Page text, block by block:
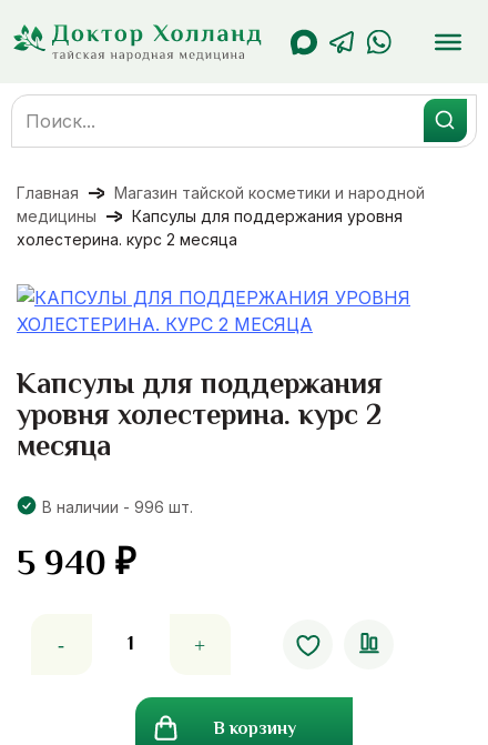
содержанию
Search
for:
Главная
Магазин тайской косметики и народной
медицины
Капсулы для поддержания уровня
холестерина. курс 2 месяца
Капсулы для поддержания
уровня холестерина. курс 2
месяца
В наличии - 996 шт.
5 940₽
товара
В корзину